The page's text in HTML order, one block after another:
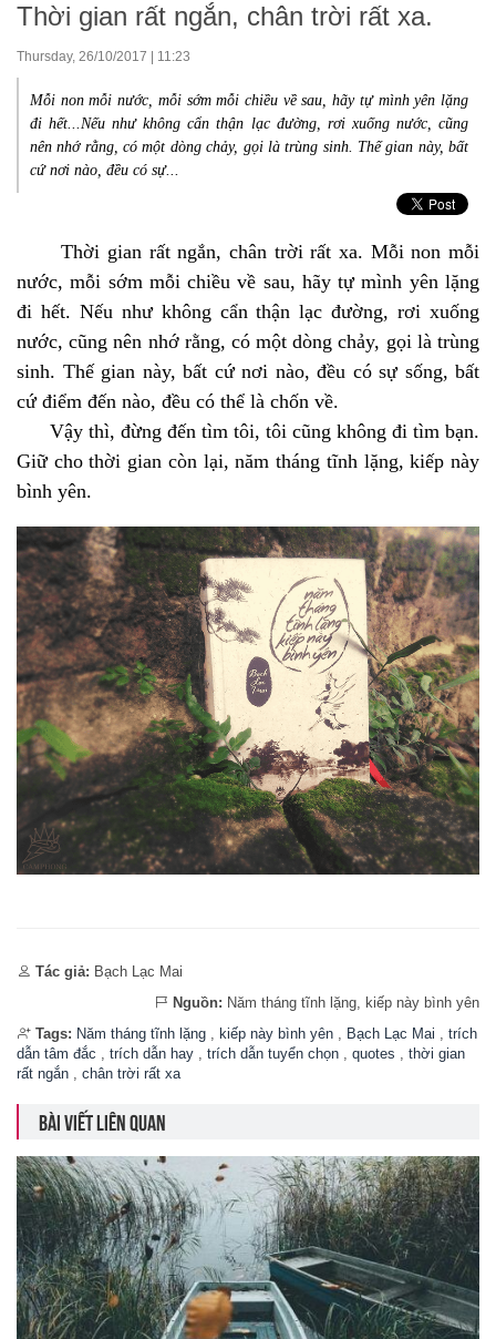
Thời gian rất ngắn, chân trời rất xa.
Thursday, 26/10/2017 | 11:23
Mỗi non mỗi nước, mỗi sớm mỗi chiều về sau, hãy tự mình yên lặng
đi hết...Nếu như không cẩn thận lạc đường, rơi xuống nước, cũng
nên nhớ rằng, có một dòng chảy, gọi là trùng sinh. Thế gian này, bất
cứ nơi nào, đều có sự...
Thời gian rất ngắn, chân trời rất xa. Mỗi non mỗi
nước, mỗi sớm mỗi chiều về sau, hãy tự mình yên lặng
đi hết. Nếu như không cẩn thận lạc đường, rơi xuống
nước, cũng nên nhớ rằng, có một dòng chảy, gọi là trùng
sinh. Thế gian này, bất cứ nơi nào, đều có sự sống, bất
cứ điểm đến nào, đều có thể là chốn về.
Vậy thì, đừng đến tìm tôi, tôi cũng không đi tìm bạn.
Giữ cho thời gian còn lại, năm tháng tĩnh lặng, kiếp này
bình yên.
Tác giả: Bạch Lạc Mai
Nguồn: Năm tháng tĩnh lặng, kiếp này bình yên
Tags: Năm tháng tĩnh lặng kiếp này bình yên Bạch Lạc Mai
trích
dẫn tâm đắc
trích dẫn hay trích dẫn tuyển chọn quotes
thời gian
rất ngắn
chân trời rất xa
BÀI VIẾT LIÊN QUAN